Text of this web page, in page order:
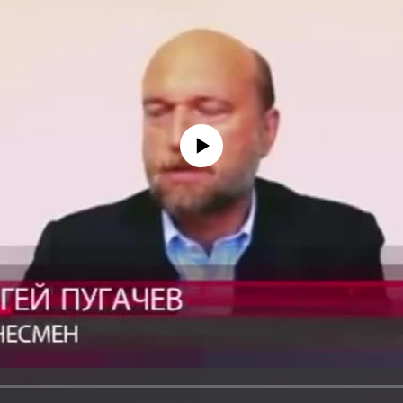
No media source currently available